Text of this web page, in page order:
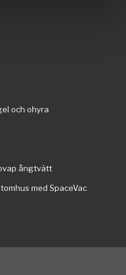
och ohyra
ångtvätt
med SpaceVac